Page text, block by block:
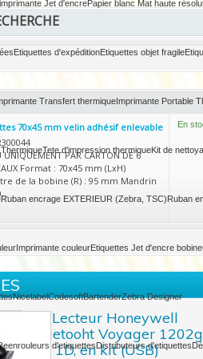
Jet d'encrePapier blanc Mat haute
Etiquettes d'expéditionEtiquettes objet fragile
Transfert thermiqueImprimante Portable
Tete d'impression thermiqueKit de
Ruban encrage EXTERIEUR (Zebra, TSC)Ruban
Imprimante couleurEtiquettes Jet d'encre bobine
NicelabelCodesoftBartenderZebra Designer
d'etiquettesDistributeurs d'etiquettes
70x45 mm velin adhésif enlevable
UNIQUEMENT PAR CARTON DE 6
Format : 70x45 mm (LxH)
de la bobine (R) : 95 mm Mandrin
En
Kit Lecteur Honeywell
Bluetooht Voyager
BT, 1D, en kit (USB)